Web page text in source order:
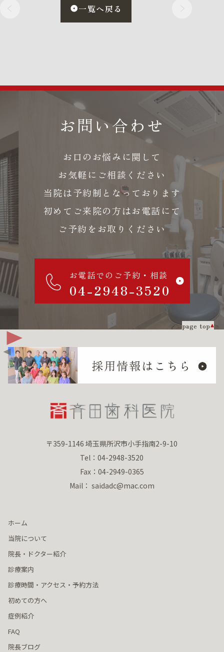
一覧へ戻る
お問い合わせ
お口のお悩みに関して
お気軽にご相談ください
当院は予約制となっております
初めてご来院の方はお電話にて
ご予約をお取りください
お電話でのご予約・相談
04-2948-3520
page top
〒359-1146 埼玉県所沢市小手指南2-9-10
Tel：04-2948-3520
Fax：04-2949-0365
Mail： saidadc@mac.com
ホーム
当院について
院長・ドクター紹介
診療案内
診療時間・アクセス・予約方法
初めての方へ
症例紹介
FAQ
院長ブログ